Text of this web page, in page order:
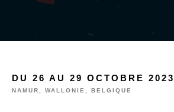
Projects
DU 26 AU 29 OCTOBRE 2023
NAMUR, WALLONIE, BELGIQUE